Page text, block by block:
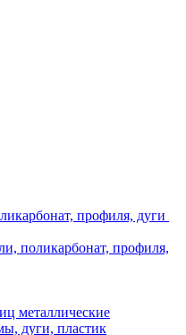
профиля, дуги
поликарбонат, профиля,
металлические
дуги, пластик